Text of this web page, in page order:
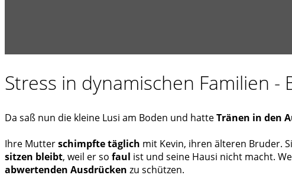
Stress in dynamischen Familien -
Da saß nun die kleine Lusi am Boden und hatteTränen in den
Ihre Mutterschimpfte täglich mit Kevin, ihren älteren Bruder.
sitzen bleibt, weil er so faul ist und seine Hausi nicht macht.
abwertenden Ausdrücken zu schützen. ️